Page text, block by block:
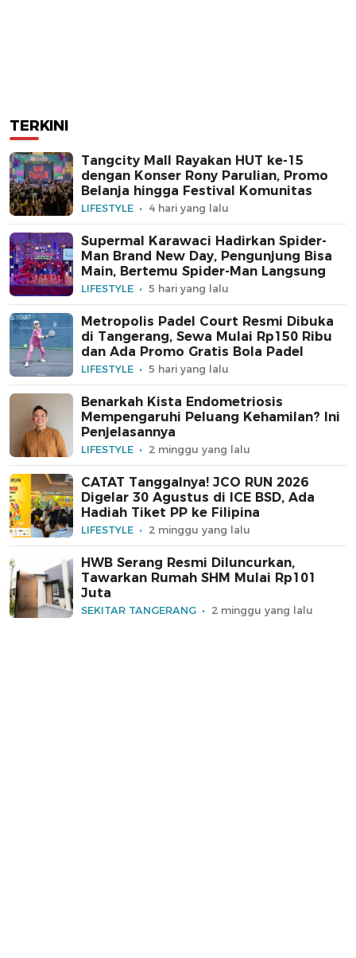
TERKINI
Tangcity Mall Rayakan HUT ke-15
dengan Konser Rony Parulian, Promo
Belanja hingga Festival Komunitas
LIFESTYLE 4 hari yang lalu
Supermal Karawaci Hadirkan Spider-
Man Brand New Day, Pengunjung Bisa
Main, Bertemu Spider-Man Langsung
LIFESTYLE 5 hari yang lalu
Metropolis Padel Court Resmi Dibuka
di Tangerang, Sewa Mulai Rp150 Ribu
dan Ada Promo Gratis Bola Padel
LIFESTYLE 5 hari yang lalu
Benarkah Kista Endometriosis
Mempengaruhi Peluang Kehamilan? Ini
Penjelasannya
LIFESTYLE 2 minggu yang lalu
CATAT Tanggalnya! JCO RUN 2026
Digelar 30 Agustus di ICE BSD, Ada
Hadiah Tiket PP ke Filipina
LIFESTYLE 2 minggu yang lalu
HWB Serang Resmi Diluncurkan,
Tawarkan Rumah SHM Mulai Rp101
Juta
SEKITAR TANGERANG 2 minggu yang lalu